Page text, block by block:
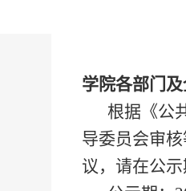
学院各部门及
根据《公
导委员会审
议，请在公